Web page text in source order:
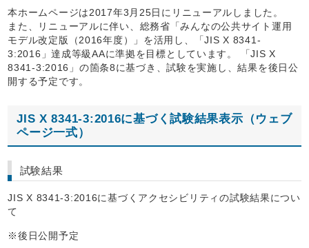
本ホームページは2017年3月25日にリニューアルしました。
また、リニューアルに伴い、総務省「みんなの公共サイト運用
モデル改定版（2016年度）」を活用し、「JIS X 8341-
3:2016」達成等級AAに準拠を目標としています。 「JIS X
8341-3:2016」の箇条8に基づき、試験を実施し、結果を後日公
開する予定です。
JIS X 8341-3:2016に基づく試験結果表示（ウェブ
ページ一式）
試験結果
JIS X 8341-3:2016に基づくアクセシビリティの試験結果につい
て
※後日公開予定